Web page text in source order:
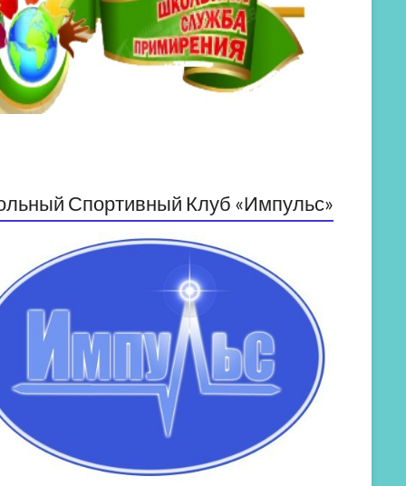
Спортивный Клуб «Импульс»